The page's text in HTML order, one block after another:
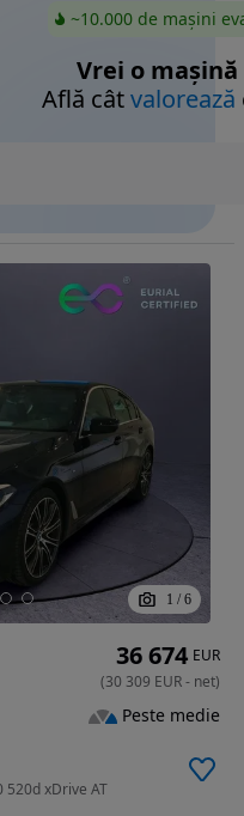
~10.000 de mașini
Vrei o mașină
Află câtvalorează
1 / 6
520d xDrive AT
36 674 EUR
(30 309 EUR- net)
Peste medie